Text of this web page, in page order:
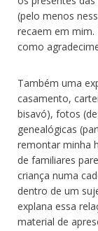
(pelo menos
recaem em mim.
como
Também uma
casamento,
bisavó), fotos
genealógicas
remontar minha
de familiares
criança numa
dentro de um
explana essa
material de